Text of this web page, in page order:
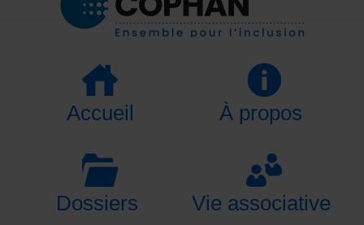
Accueil À propos
Dossiers Vie associative